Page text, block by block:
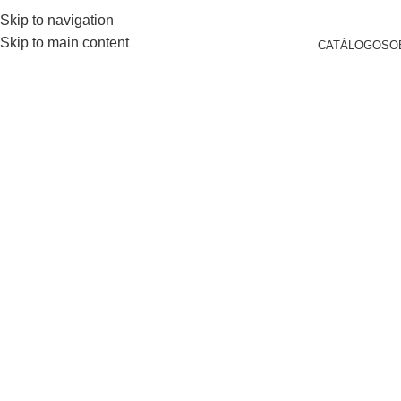
Skip to navigation
Skip to main content
CATÁLOGO